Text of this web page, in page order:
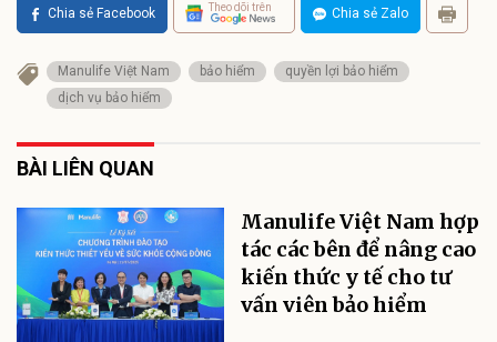
Chia sẻ Facebook Theo dõi trên Chia sẻ Zalo
Manulife Việt Nam bảo hiểm
quyền lợi bảo hiểm
dịch vụ bảo hiểm
BÀI LIÊN QUAN
Manulife Việt Nam hợp
tác các bên để nâng cao
kiến thức y tế cho tư
vấn viên bảo hiểm